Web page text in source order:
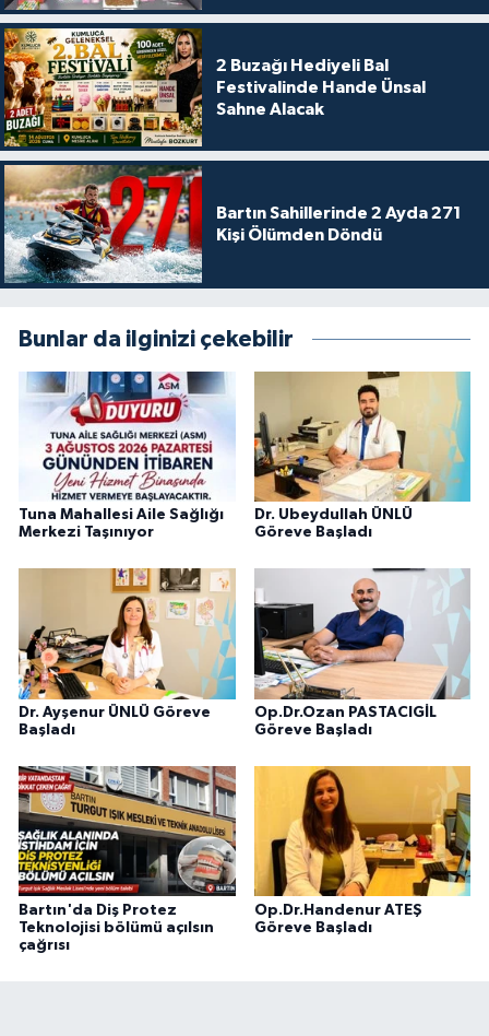
2 Buzağı Hediyeli Bal
Festivalinde Hande Ünsal
Sahne Alacak
Bartın Sahillerinde 2 Ayda 271
Kişi Ölümden Döndü
Bunlar da ilginizi çekebilir
Tuna Mahallesi Aile Sağlığı
Merkezi Taşınıyor
Dr. Ubeydullah ÜNLÜ
Göreve Başladı
Dr. Ayşenur ÜNLÜ Göreve
Başladı
Op.Dr.Ozan PASTACIGİL
Göreve Başladı
Bartın'da Diş Protez
Teknolojisi bölümü açılsın
çağrısı
Op.Dr.Handenur ATEŞ
Göreve Başladı